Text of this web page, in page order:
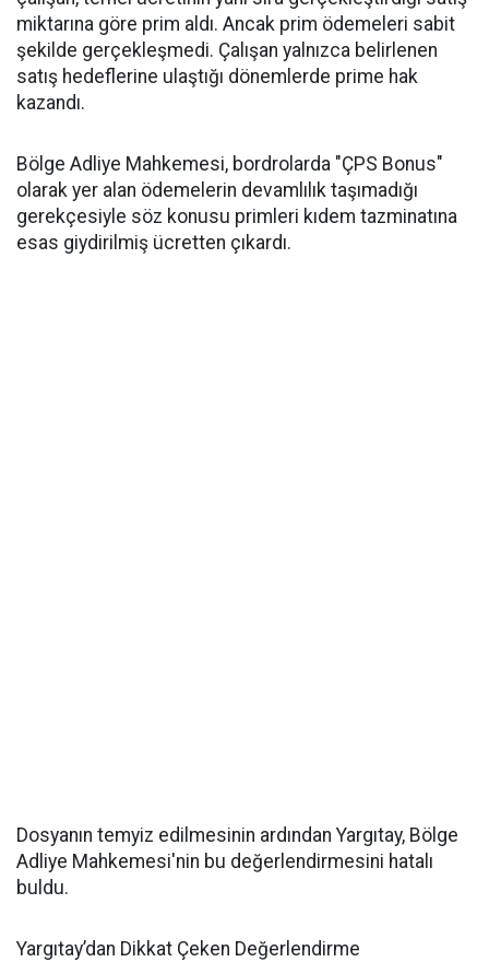
miktarına göre prim aldı. Ancak prim ödemeleri sabit
şekilde gerçekleşmedi. Çalışan yalnızca belirlenen
satış hedeflerine ulaştığı dönemlerde prime hak
kazandı.
Bölge Adliye Mahkemesi, bordrolarda "ÇPS Bonus"
olarak yer alan ödemelerin devamlılık taşımadığı
gerekçesiyle söz konusu primleri kıdem tazminatına
esas giydirilmiş ücretten çıkardı.
Dosyanın temyiz edilmesinin ardından Yargıtay, Bölge
Adliye Mahkemesi'nin bu değerlendirmesini hatalı
buldu.
Yargıtay’dan Dikkat Çeken Değerlendirme